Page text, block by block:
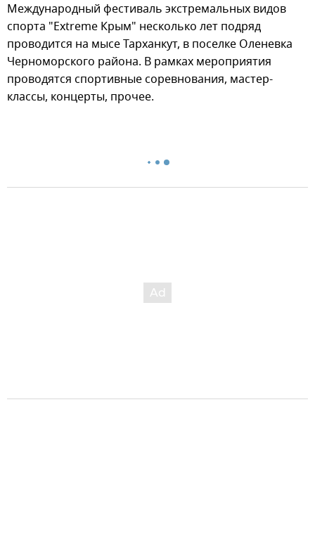
Международный фестиваль экстремальных видов
спорта "Extreme Крым" несколько лет подряд
проводится на мысе Тарханкут, в поселке Оленевка
Черноморского района. В рамках мероприятия
проводятся спортивные соревнования, мастер-
классы, концерты, прочее.